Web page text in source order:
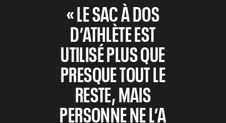
« LE SAC À DOS
D’ATHLÈTE EST
UTILISÉ PLUS QUE
PRESQUE TOUT LE
RESTE, MAIS
PERSONNE NE L’A